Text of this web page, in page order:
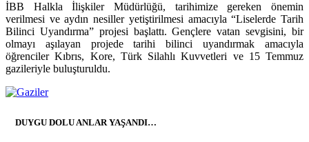
İBB Halkla İlişkiler Müdürlüğü, tarihimize gereken önemin
verilmesi ve aydın nesiller yetiştirilmesi amacıyla “Liselerde Tarih
Bilinci Uyandırma” projesi başlattı. Gençlere vatan sevgisini, bir
olmayı aşılayan projede tarihi bilinci uyandırmak amacıyla
öğrenciler Kıbrıs, Kore, Türk Silahlı Kuvvetleri ve 15 Temmuz
gazileriyle buluşturuldu.
DUYGU DOLU ANLAR YAŞANDI…